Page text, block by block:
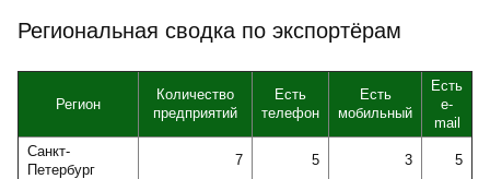
Региональная сводка по экспортёрам
Регион
Количество
предприятий
Есть
телефон
Есть
мобильный
Есть
e-
mail
Санкт-
Петербург
7 5 3 5